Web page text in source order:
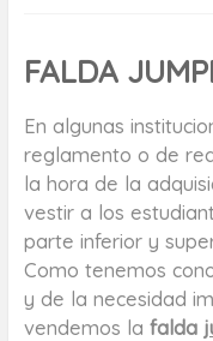
FALDA
En algunas
reglamento o de
la hora de la
vestir a los
parte inferior y
Como tenemos
y de la necesidad
vendemos la falda